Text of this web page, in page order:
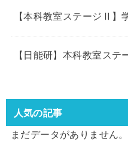
【本科教室ステージⅡ】
【日能研】本科教室ス
人気の記事
まだデータがありません。